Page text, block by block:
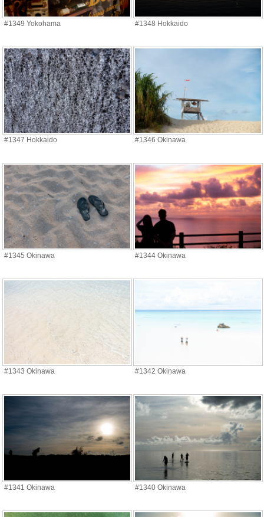
#1349 Yokohama #1348 Hokkaido
#1347 Hokkaido #1346 Okinawa
#1345 Okinawa #1344 Okinawa
#1343 Okinawa #1342 Okinawa
#1341 Okinawa #1340 Okinawa